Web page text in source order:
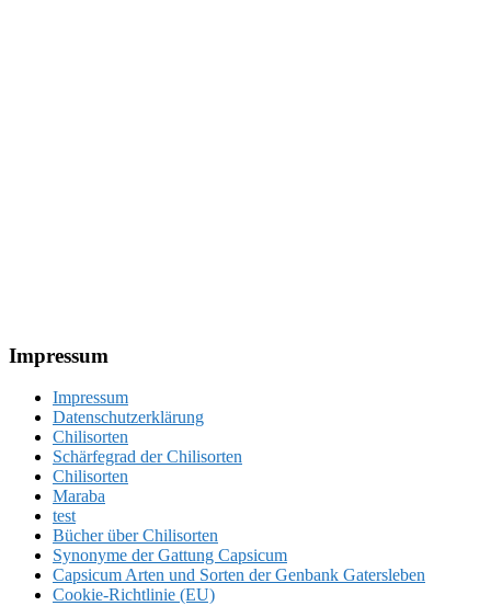
Footer
Impressum
Impressum
Datenschutzerklärung
Chilisorten
Schärfegrad der Chilisorten
Chilisorten
Maraba
test
Bücher über Chilisorten
Synonyme der Gattung Capsicum
Capsicum Arten und Sorten der Genbank Gatersleben
Cookie-Richtlinie (EU)